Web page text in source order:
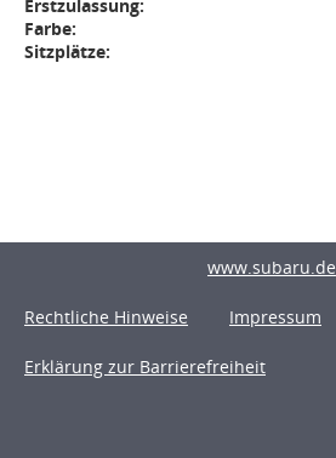
Erstzulassung:
Farbe:
Sitzplätze:
www.subaru.de
Rechtliche Hinweise Impressum
Erklärung zur Barrierefreiheit